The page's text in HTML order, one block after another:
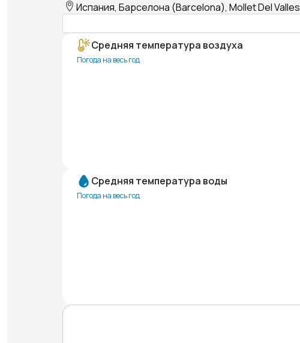
Испания, Барселона (Barcelona), Mollet Del Valles
Средняя температура воздуха
Погода на весь год
Средняя температура воды
Погода на весь год